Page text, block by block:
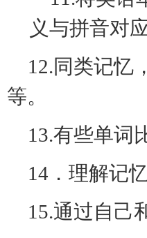
义与拼音对
12.同类记忆
等。
13.有些单词
14．理解记
15.通过自己